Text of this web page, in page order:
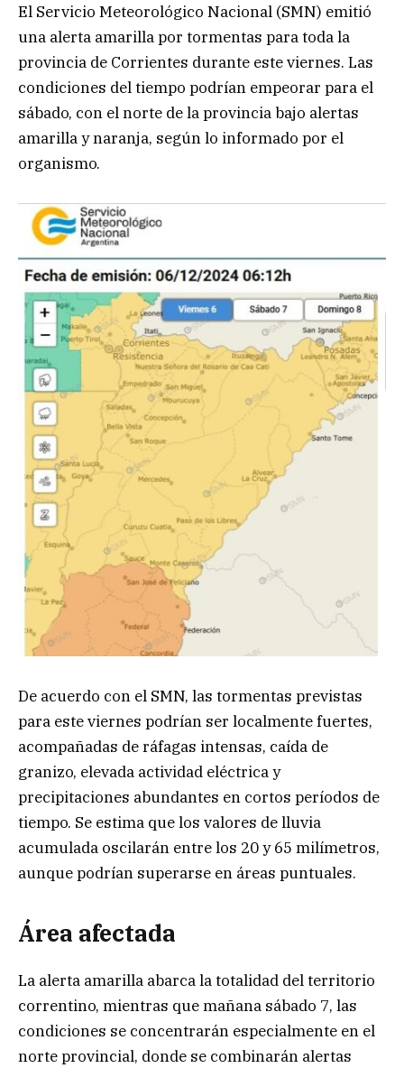
El Servicio Meteorológico Nacional (SMN) emitió
una alerta amarilla por tormentas para toda la
provincia de Corrientes durante este viernes. Las
condiciones del tiempo podrían empeorar para el
sábado, con el norte de la provincia bajo alertas
amarilla y naranja, según lo informado por el
organismo.
De acuerdo con el SMN, las tormentas previstas
para este viernes podrían ser localmente fuertes,
acompañadas de ráfagas intensas, caída de
granizo, elevada actividad eléctrica y
precipitaciones abundantes en cortos períodos de
tiempo. Se estima que los valores de lluvia
acumulada oscilarán entre los 20 y 65 milímetros,
aunque podrían superarse en áreas puntuales.
Área afectada
La alerta amarilla abarca la totalidad del territorio
correntino, mientras que mañana sábado 7, las
condiciones se concentrarán especialmente en el
norte provincial, donde se combinarán alertas